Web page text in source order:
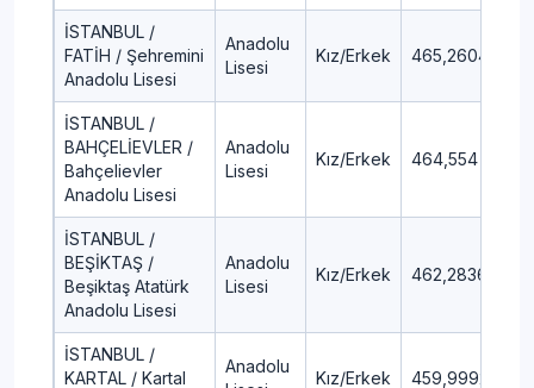
İSTANBUL /
FATİH / Şehremini
Anadolu Lisesi
Anadolu
Lisesi
Kız/Erkek 465,2604
İSTANBUL /
BAHÇELİEVLER /
Bahçelievler
Anadolu Lisesi
Anadolu
Lisesi
Kız/Erkek 464,554
İSTANBUL /
BEŞİKTAŞ /
Beşiktaş Atatürk
Anadolu Lisesi
Anadolu
Lisesi
Kız/Erkek 462,2836
İSTANBUL /
KARTAL / Kartal
Anadolu
Kız/Erkek 459,9992